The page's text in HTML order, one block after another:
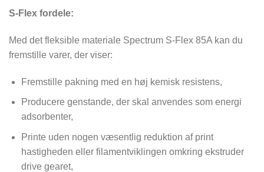
S-Flex fordele:
Med det fleksible materiale Spectrum S-Flex 85A kan du
fremstille varer, der viser:
Fremstille pakning med en høj kemisk resistens,
Producere genstande, der skal anvendes som energi
adsorbenter,
Printe uden nogen væsentlig reduktion af print
hastigheden eller filamentviklingen omkring ekstruder
drive gearet,